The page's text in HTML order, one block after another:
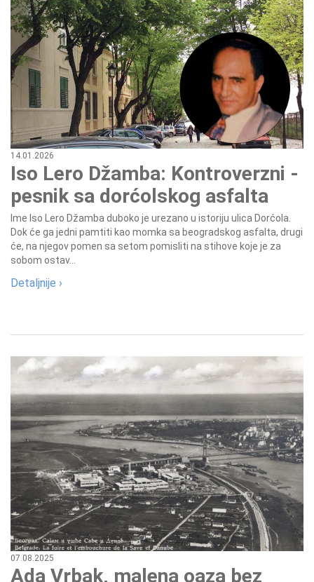
14.01.2026
Iso Lero Džamba: Kontroverzni -
pesnik sa dorćolskog asfalta
Ime Iso Lero Džamba duboko je urezano u istoriju ulica Dorćola.
Dok će ga jedni pamtiti kao momka sa beogradskog asfalta, drugi
će, na njegov pomen sa setom pomisliti na stihove koje je za
sobom ostav...
Detaljnije ›
07.08.2025
Ada Vrbak, malena oaza bez